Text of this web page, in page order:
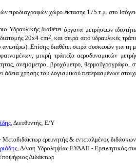
προδιαγραφών χώρο έκτασης 175 τ.μ. στο
Υδραυλικής διαθέτειόργανα μετρήσεων
20x4 cm2, και σειρά από υδραυλικές
ανωτέρω). Επίσης διαθέτει σειρά συσκευών για
μικρή τράπεζα αεροδυναμικών
ανεμόμετρο, βροχόμετρο,
άδεια χρήσης του λογισμικού πεπερασμένων
, Διευθυντής, Ε/Υ
Μεταδιδάκτωρ ερευνητής & εντεταλμένος
, Δ/νση Υδροληψίας ΕΥΔΑΠ - Ερευνητικός
Διδάκτωρ